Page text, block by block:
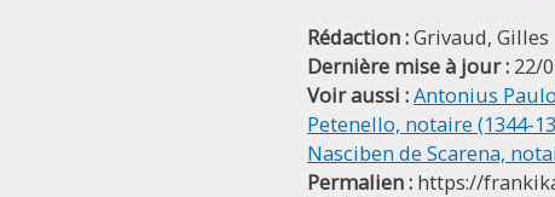
Rédaction :Grivaud, Gilles
Dernière mise à jour : 22/
Voir aussi :Antonius
Petenello, notaire (1344-
Nasciben de Scarena,
Permalien : https://